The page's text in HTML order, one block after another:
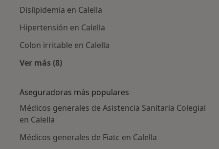
Dislipidemia en Calella
Hipertensión en Calella
Colon irritable en Calella
Ver más (8)
Aseguradoras más populares
Médicos generales de Asistencia Sanitaria Colegial
en Calella
Médicos generales de Fiatc en Calella